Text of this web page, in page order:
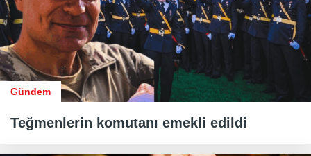
Gündem
Teğmenlerin komutanı emekli edildi